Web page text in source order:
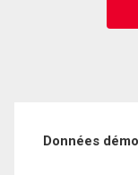
Données